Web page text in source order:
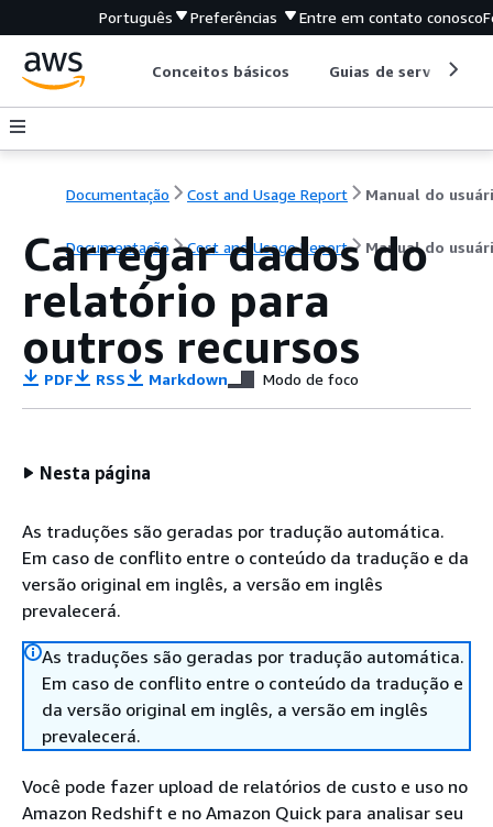
Português Preferências Entre em contato conosco
Conceitos básicos Guias de serviço
Documentação Cost and Usage Report Manual do
Documentação Cost and Usage Report Manual do
Carregar dados do
relatório para
outros recursos
PDF RSS Markdown Modo de foco
Nesta página
As traduções são geradas por tradução automática.
Em caso de conflito entre o conteúdo da tradução e da
versão original em inglês, a versão em inglês
prevalecerá.
As traduções são geradas por tradução automática.
Em caso de conflito entre o conteúdo da tradução e
da versão original em inglês, a versão em inglês
prevalecerá.
Você pode fazer upload de relatórios de custo e uso no
Amazon Redshift e no Amazon Quick para analisar seu